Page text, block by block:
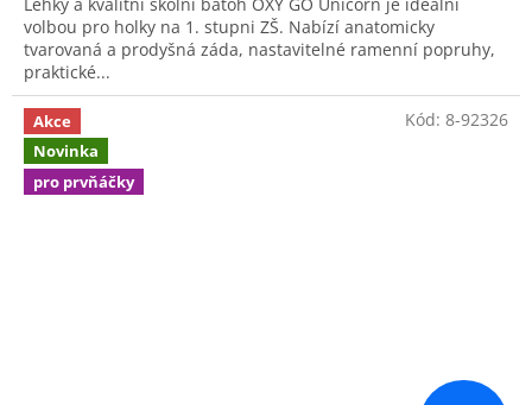
volbou pro holky na 1. stupni ZŠ. Nabízí anatomicky
tvarovaná a prodyšná záda, nastavitelné ramenní popruhy,
praktické...
Akce
Novinka
pro prvňáčky
Kód: 8-92326